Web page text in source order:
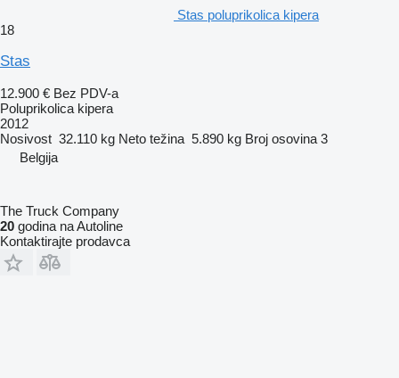
Stas poluprikolica kipera
18
Stas
12.900 € Bez PDV-a
Poluprikolica kipera
2012
Nosivost 32.110 kg Neto težina 5.890 kg Broj osovina 3
Belgija
The Truck Company
20 godina na Autoline
Kontaktirajte prodavca